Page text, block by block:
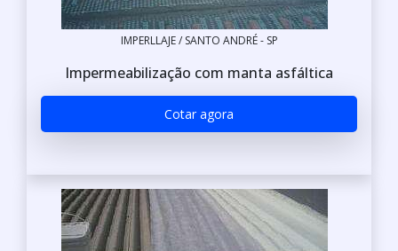
IMPERLLAJE / SANTO ANDRÉ - SP
Impermeabilização com manta asfáltica
Cotar agora